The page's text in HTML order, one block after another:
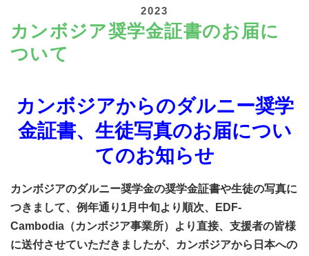
2023
カンボジア奨学金証書のお届に
ついて
カンボジアからのダルニー奨学
金証書、生徒写真のお届につい
てのお知らせ
カンボジアのダルニー奨学金の奨学金証書や生徒の写真に
つきまして、例年通り1月中旬より順次、EDF-
Cambodia（カンボジア事業所）より直接、支援者の皆様
に送付させていただきましたが、カンボジアから日本への